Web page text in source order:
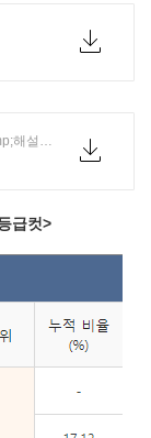
2021년 6월 고1 모의고사 한국사 정답&amp;해설.pdf
급컷>